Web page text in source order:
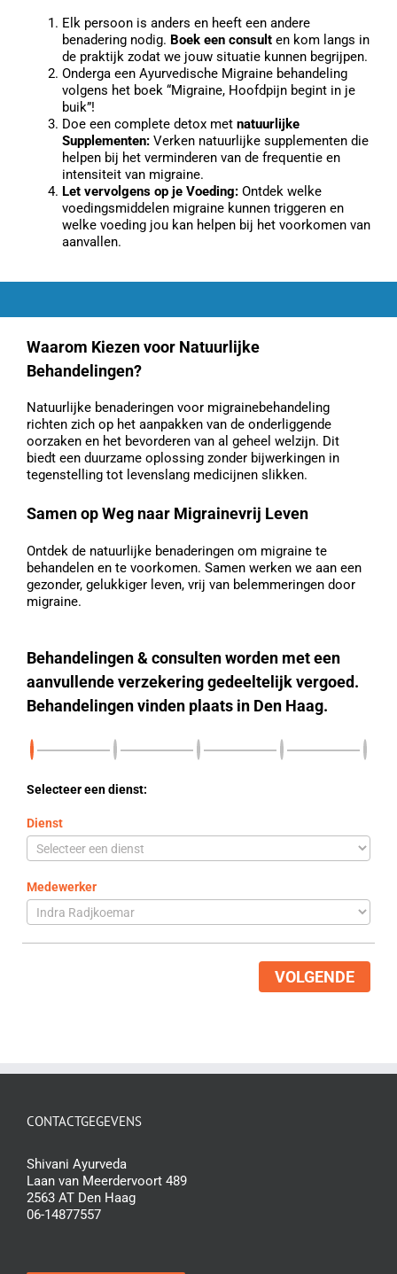
Elk persoon is anders en heeft een andere
benadering nodig. Boek een consulten kom langs in
de praktijk zodat we jouw situatie kunnen begrijpen.
Onderga een Ayurvedische Migraine behandeling
volgens het boek “Migraine, Hoofdpijn begint in je
buik”!
Doe een complete detox met natuurlijke
Supplementen:Verken natuurlijke supplementen die
helpen bij het verminderen van de frequentie en
intensiteit van migraine.
Let vervolgens op je Voeding:Ontdek welke
voedingsmiddelen migraine kunnen triggeren en
welke voeding jou kan helpen bij het voorkomen van
aanvallen.
Waarom Kiezen voor Natuurlijke
Behandelingen?
Natuurlijke benaderingen voor migrainebehandeling
richten zich op het aanpakken van de onderliggende
oorzaken en het bevorderen van al geheel welzijn. Dit
biedt een duurzame oplossing zonder bijwerkingen in
tegenstelling tot levenslang medicijnen slikken.
Samen op Weg naar Migrainevrij Leven
Ontdek de natuurlijke benaderingen om migraine te
behandelen en te voorkomen. Samen werken we aan een
gezonder, gelukkiger leven, vrij van belemmeringen door
migraine.
Behandelingen & consulten worden met een
aanvullende verzekering gedeeltelijk vergoed.
Behandelingen vinden plaats in Den Haag.
Selecteer een dienst:
Dienst
Medewerker
VOLGENDE
CONTACTGEGEVENS
Shivani Ayurveda
Laan van Meerdervoort 489
2563 AT Den Haag
06-14877557